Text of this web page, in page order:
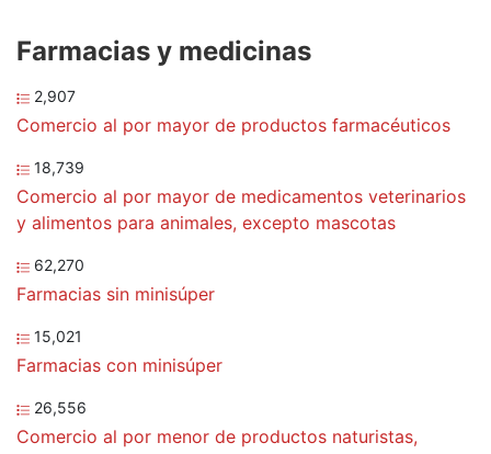
Farmacias y medicinas
2,907
Comercio al por mayor de productos farmacéuticos
18,739
Comercio al por mayor de medicamentos veterinarios
y alimentos para animales, excepto mascotas
62,270
Farmacias sin minisúper
15,021
Farmacias con minisúper
26,556
Comercio al por menor de productos naturistas,